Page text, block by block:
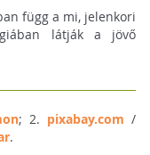
függ a mi, jelenkori
látják a jövő
; 2. pixabay.com /
.